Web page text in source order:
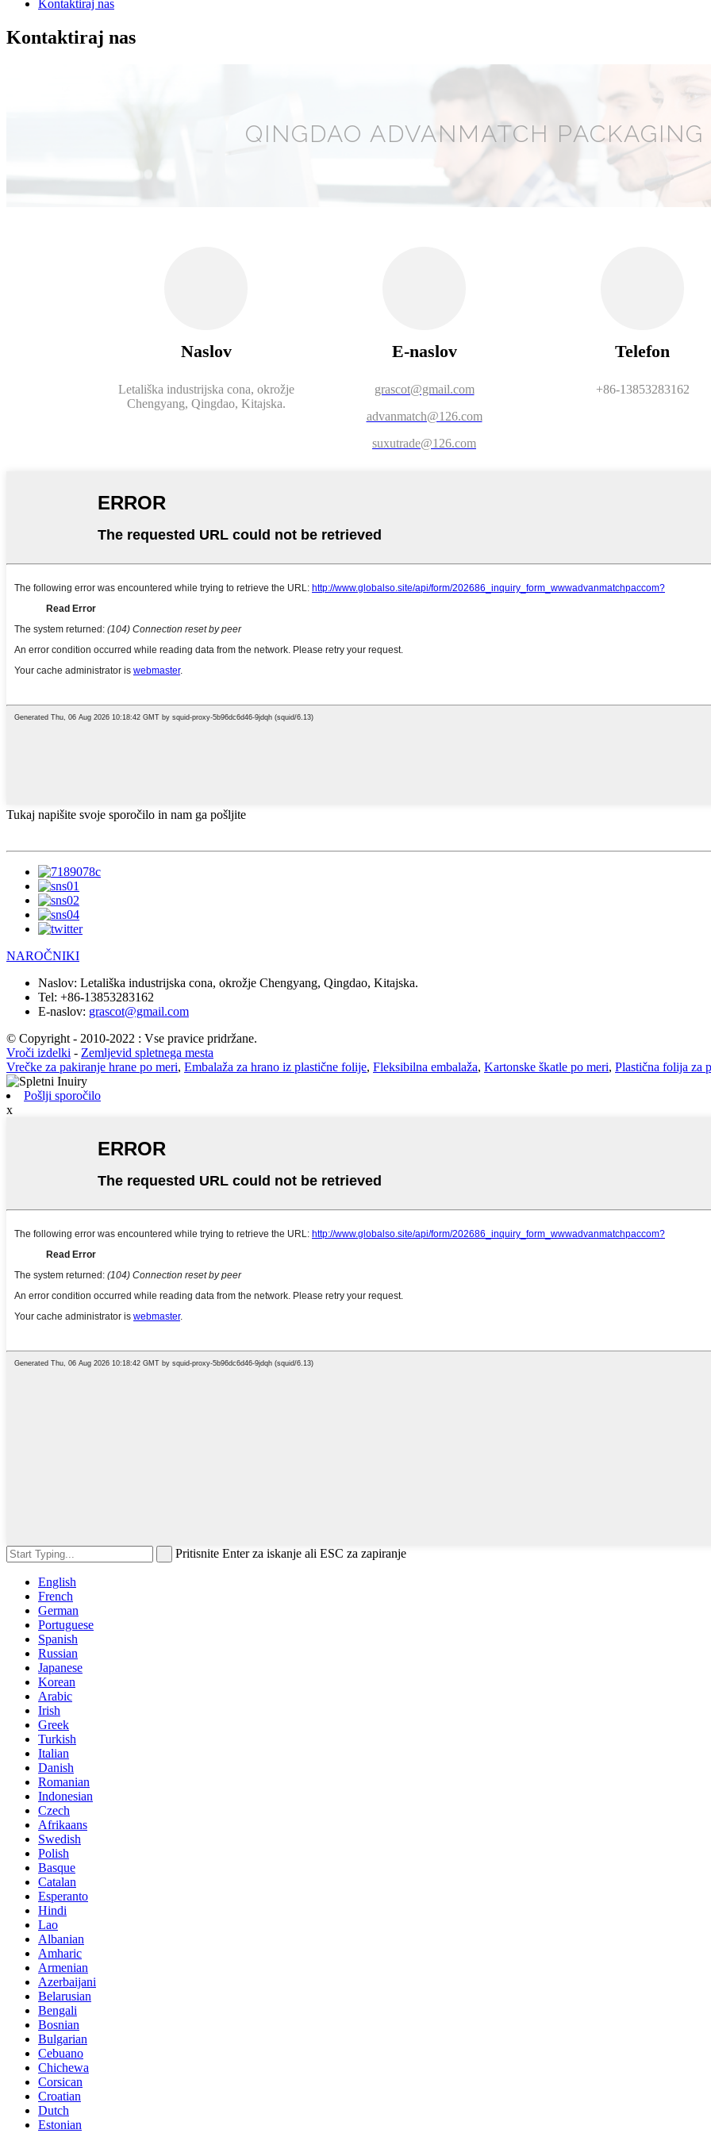
Kontaktiraj nas
Kontaktiraj nas
QINGDAO ADVANMATCH PACKAGING
Naslov
Letališka industrijska cona, okrožje
Chengyang, Qingdao, Kitajska.
E-naslov
grascot@gmail.com
advanmatch@126.com
suxutrade@126.com
Telefon
+86-13853283162
Tukaj napišite svoje sporočilo in nam ga pošljite
NAROČNIKI
Naslov: Letališka industrijska cona, okrožje Chengyang, Qingdao, Kitajska.
Tel: +86-13853283162
E-naslov: grascot@gmail.com
© Copyright - 2010-2022 : Vse pravice pridržane.
Vroči izdelki - Zemljevid spletnega mesta
Vrečke za pakiranje hrane po meri, Embalaža za hrano iz plastične folije, Fleksibilna embalaža, Kartonske škatle po meri, Plastična folija za
Pošlji sporočilo
x
Pritisnite Enter za iskanje ali ESC za zapiranje
English
French
German
Portuguese
Spanish
Russian
Japanese
Korean
Arabic
Irish
Greek
Turkish
Italian
Danish
Romanian
Indonesian
Czech
Afrikaans
Swedish
Polish
Basque
Catalan
Esperanto
Hindi
Lao
Albanian
Amharic
Armenian
Azerbaijani
Belarusian
Bengali
Bosnian
Bulgarian
Cebuano
Chichewa
Corsican
Croatian
Dutch
Estonian